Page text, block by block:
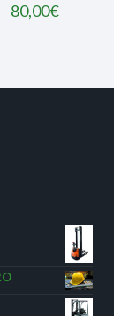
80,00€